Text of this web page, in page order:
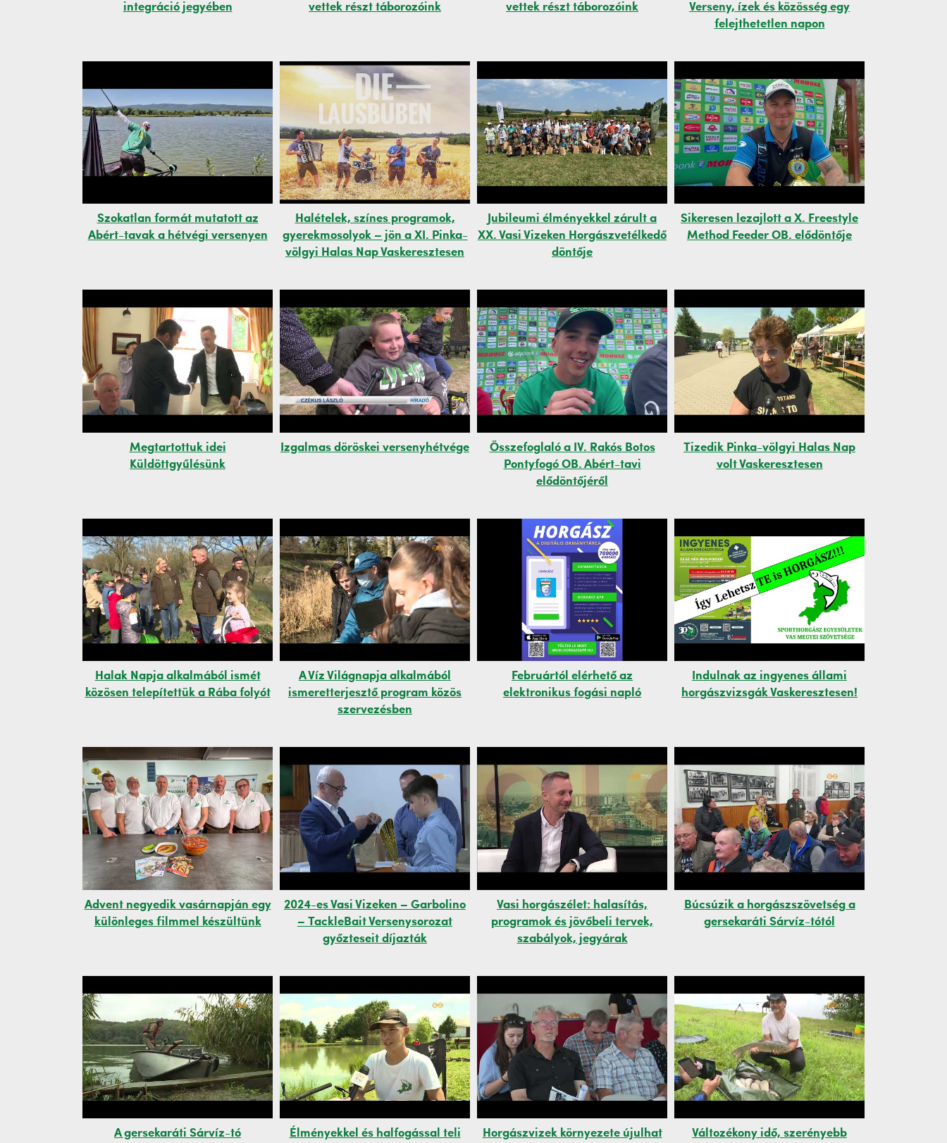
integráció jegyében
vettek részt táborozóink
vettek részt táborozóink
Verseny, ízek és közösség egy
felejthetetlen napon
Szokatlan formát mutatott az
Abért-tavak a hétvégi versenyen
Halételek, színes programok,
gyerekmosolyok – jön a XI. Pinka-
völgyi Halas Nap Vaskeresztesen
Jubileumi élményekkel zárult a
XX. Vasi Vizeken Horgászvetélkedő
döntője
Sikeresen lezajlott a X. Freestyle
Method Feeder OB. elődöntője
Megtartottuk idei
Küldöttgyűlésünk
Izgalmas döröskei versenyhétvége
Összefoglaló a IV. Rakós Botos
Pontyfogó OB. Abért-tavi
elődöntőjéről
Tizedik Pinka-völgyi Halas Nap
volt Vaskeresztesen
Halak Napja alkalmából ismét
közösen telepítettük a Rába folyót
A Víz Világnapja alkalmából
ismeretterjesztő program közös
szervezésben
Februártól elérhető az
elektronikus fogási napló
Indulnak az ingyenes állami
horgászvizsgák Vaskeresztesen!
Advent negyedik vasárnapján egy
különleges filmmel készültünk
2024-es Vasi Vizeken – Garbolino
– TackleBait Versenysorozat
győzteseit díjazták
Vasi horgászélet: halasítás,
programok és jövőbeli tervek,
szabályok, jegyárak
Búcsúzik a horgászszövetség a
gersekaráti Sárvíz-tótól
A gersekaráti Sárvíz-tó Élményekkel és halfogással teli Horgászvizek környezete újulhat Változékony idő, szerényebb